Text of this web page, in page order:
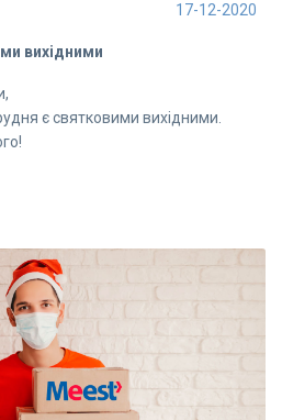
17-12-2020
вихідними
є святковими вихідними.